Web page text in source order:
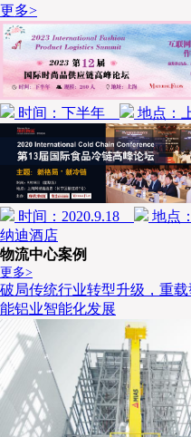
入丝箱底部的圆孔内，
靠，位置不会发生偏移
面限位装置通过以上措施
安全定位检测装置的
为避免某些极端情况
位，货叉上额外增加了
在丝箱完全放置到位以后
智能充电系统
整个项目配备了“木
略，从而实现24小时连
AGV调度系统
更多>
时间：下半年 地点：
时间：2020.9.18
地点
纳迪酒店
物流中心案例
更多>
破局传统行业转型升级，重
能铝业智能化发展